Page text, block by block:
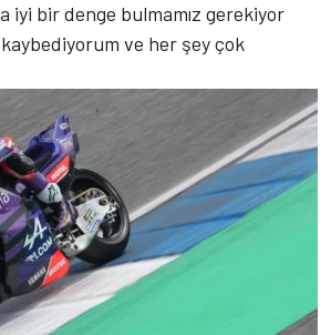
iyi bir denge bulmamız gerekiyor
ve her şey çok